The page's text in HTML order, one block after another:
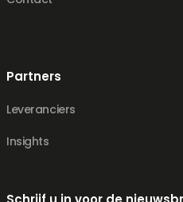
Partners
Leveranciers
Insights